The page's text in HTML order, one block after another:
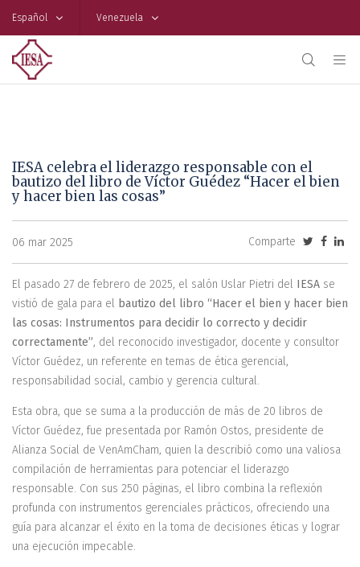
Español Venezuela
IESA celebra el liderazgo responsable con el
bautizo del libro de Víctor Guédez “Hacer el bien
y hacer bien las cosas”
06 mar 2025 Comparte
El pasado 27 de febrero de 2025, el salón Uslar Pietri del IESA se
vistió de gala para el bautizo del libro “Hacer el bien y hacer bien
las cosas: Instrumentos para decidir lo correcto y decidir
correctamente”, del reconocido investigador, docente y consultor
Víctor Guédez, un referente en temas de ética gerencial,
responsabilidad social, cambio y gerencia cultural.
Esta obra, que se suma a la producción de más de 20 libros de
Víctor Guédez, fue presentada por Ramón Ostos, presidente de
Alianza Social de VenAmCham, quien la describió como una valiosa
compilación de herramientas para potenciar el liderazgo
responsable. Con sus 250 páginas, el libro combina la reflexión
profunda con instrumentos gerenciales prácticos, ofreciendo una
guía para alcanzar el éxito en la toma de decisiones éticas y lograr
una ejecución impecable.